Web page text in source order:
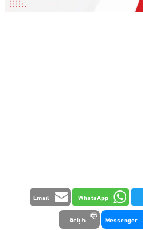
WhatsApp
Email
Messenger طباعة